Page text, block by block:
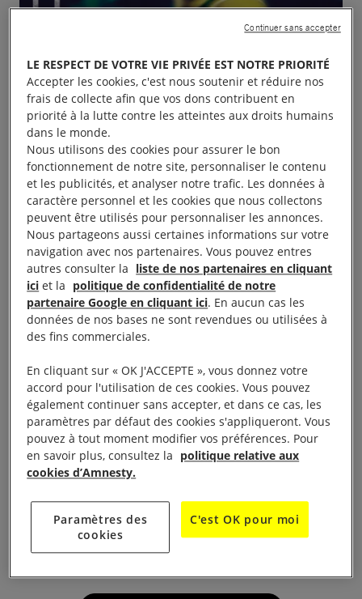
Projection-débat à l’occasion du 8 mars à 18h15
journée des droits des femmes à côté du Cinéma
« le Lido CGR » 2 Av. St Lazare.
Dans le cadre Au cinema pour les droits humains
du mois de mars, ciné-débat « La belle et la
meute » de Kaouther Ben Hania ,1h40, long
métrage fiction. Débat animé par Mme Vergiat
,députée européenne, membre de la commission
droit de l’homme.
Film pour adultes , se présenter au cinéma ,plein
tarif =7.50 euros, réduit =5 euros.
Table de pétitions dans le hall du cinéma et
présence du Gp local de Manosque.
LE RESPECT DE VOTRE VIE PRIVÉE EST NOTRE PRIORITÉ
Accepter les cookies, c'est nous soutenir et réduire nos
frais de collecte afin que vos dons contribuent en
priorité à la lutte contre les atteintes aux droits humains
dans le monde.
Nous utilisons des cookies pour assurer le bon
fonctionnement de notre site, personnaliser le contenu
et les publicités, et analyser notre trafic. Les données à
caractère personnel et les cookies que nous collectons
peuvent être utilisés pour personnaliser les annonces.
Nous partageons aussi certaines informations sur votre
navigation avec nos partenaires. Vous pouvez entres
autres consulter la liste de nos partenaires en cliquant
ici et la politique de confidentialité de notre
partenaire Google en cliquant ici. En aucun cas les
données de nos bases ne sont revendues ou utilisées à
des fins commerciales.
En cliquant sur « OK J'ACCEPTE », vous donnez votre
accord pour l'utilisation de ces cookies. Vous pouvez
également continuer sans accepter, et dans ce cas, les
paramètres par défaut des cookies s'appliqueront. Vous
pouvez à tout moment modifier vos préférences. Pour
en savoir plus, consultez la politique relative aux
cookies d’Amnesty.
Paramètres des
cookies
C'est OK pour moi
Continuer sans accepter